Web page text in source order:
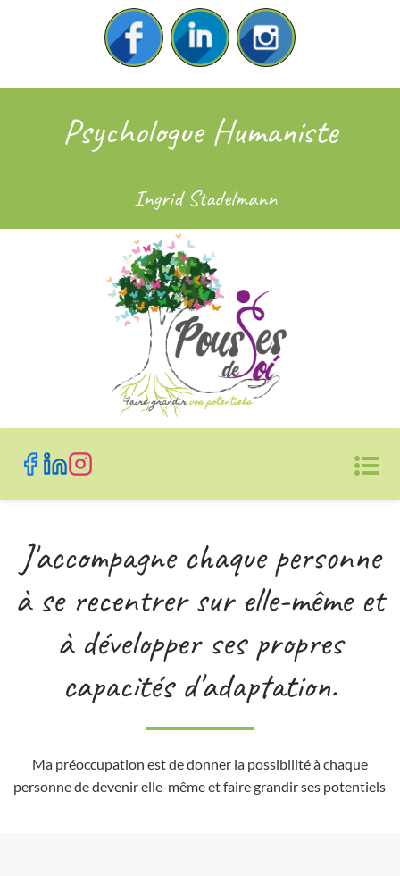
Psychologue Humaniste
Ingrid Stadelmann
J'accompagne chaque personne
à se recentrer sur elle-même et
à développer ses propres
capacités d'adaptation.
Ma préoccupation est de donner la possibilité à chaque
personne de devenir elle-même et faire grandir ses potentiels